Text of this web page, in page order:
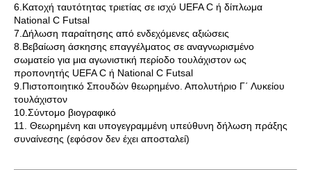
6.Κατοχή ταυτότητας τριετίας σε ισχύ UEFA C ή δίπλωμα
National C Futsal
7.Δήλωση παραίτησης από ενδεχόμενες αξιώσεις
8.Βεβαίωση άσκησης επαγγέλματος σε αναγνωρισμένο
σωματείο για μια αγωνιστική περίοδο τουλάχιστον ως
προπονητής UEFA C ή National C Futsal
9.Πιστοποιητικό Σπουδών θεωρημένο. Απολυτήριο Γ΄ Λυκείου
τουλάχιστον
10.Σύντομο βιογραφικό
11. Θεωρημένη και υπογεγραμμένη υπεύθυνη δήλωση πράξης
συναίνεσης (εφόσον δεν έχει αποσταλεί)